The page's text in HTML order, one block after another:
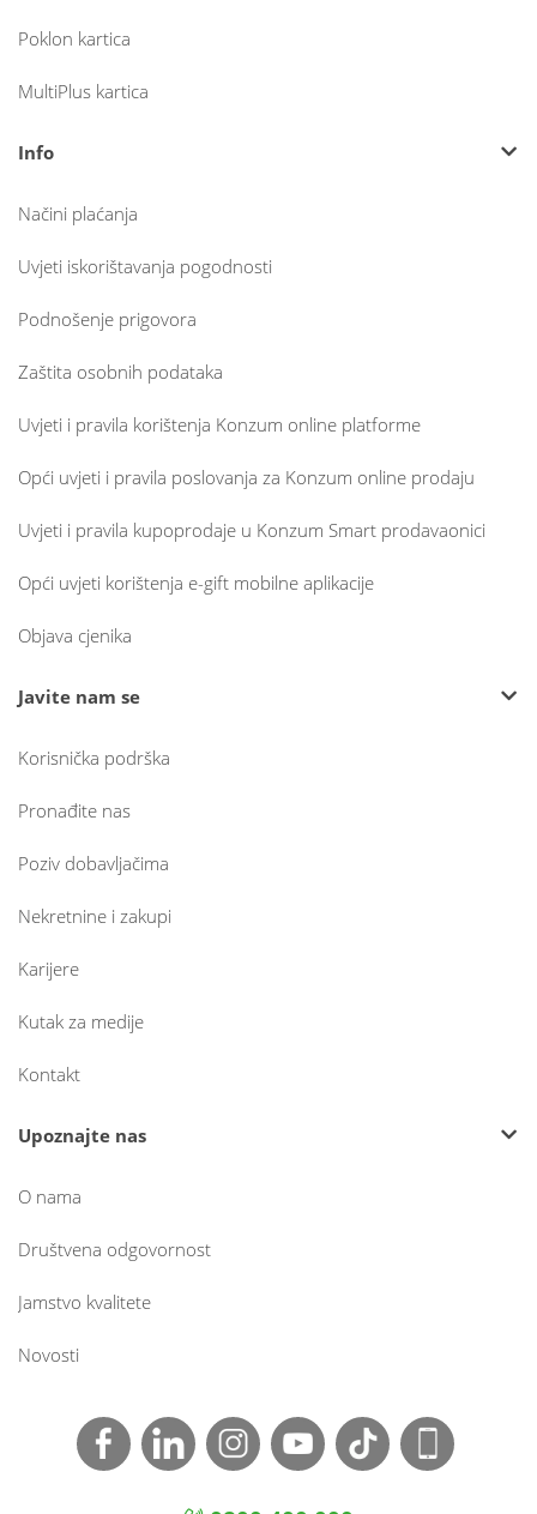
Poklon kartica
MultiPlus kartica
Info
Načini plaćanja
Uvjeti iskorištavanja pogodnosti
Podnošenje prigovora
Zaštita osobnih podataka
Uvjeti i pravila korištenja Konzum online platforme
Opći uvjeti i pravila poslovanja za Konzum online prodaju
Uvjeti i pravila kupoprodaje u Konzum Smart prodavaonici
Opći uvjeti korištenja e-gift mobilne aplikacije
Objava cjenika
Javite nam se
Korisnička podrška
Pronađite nas
Poziv dobavljačima
Nekretnine i zakupi
Karijere
Kutak za medije
Kontakt
Upoznajte nas
O nama
Društvena odgovornost
Jamstvo kvalitete
Novosti